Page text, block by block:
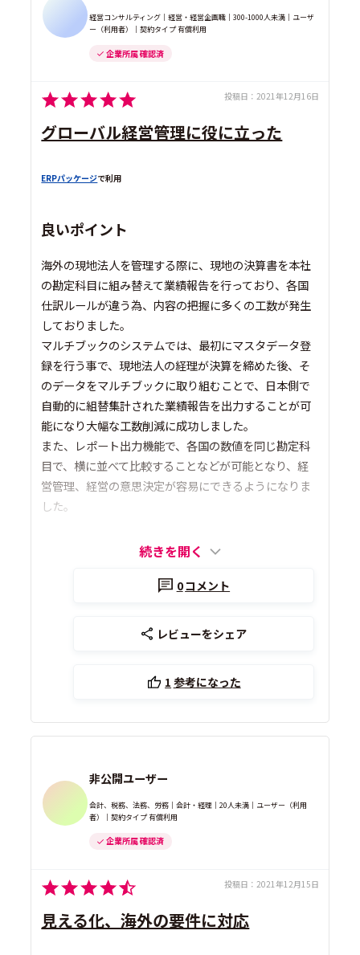
経営コンサルティング｜経営・経営企画職｜300-1000人未満｜ユーザ
ー（利用者）｜契約タイプ 有償利用
企業所属 確認済
投稿日： 2021年12月16日
グローバル経営管理に役に立った
ERPパッケージで利用
良いポイント
海外の現地法人を管理する際に、現地の決算書を本社
の勘定科目に組み替えて業績報告を行っており、各国
仕訳ルールが違う為、内容の把握に多くの工数が発生
しておりました。
マルチブックのシステムでは、最初にマスタデータ登
録を行う事で、現地法人の経理が決算を締めた後、そ
のデータをマルチブックに取り組むことで、日本側で
自動的に組替集計された業績報告を出力することが可
能になり大幅な工数削減に成功しました。
また、レポート出力機能で、各国の数値を同じ勘定科
目で、横に並べて比較することなどが可能となり、経
営管理、経営の意思決定が容易にできるようになりま
した。
続きを開く
0コメント
レビューをシェア
1 参考になった
非公開ユーザー
会計、税務、法務、労務｜会計・経理｜20人未満｜ユーザー（利用
者）｜契約タイプ 有償利用
企業所属 確認済
投稿日： 2021年12月15日
見える化、海外の要件に対応